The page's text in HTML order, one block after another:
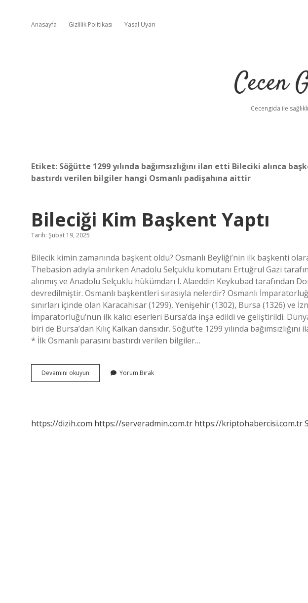
Anasayfa Gizlilik Politikası Yasal Uyarı
Cecen
Cecengida ile
Etiket: Söğütte 1299 yılında bağımsızlığını ilan etti Bileciki alınca
bastırdı verilen bilgiler hangi Osmanlı padişahına aittir
Bileciği Kim Başkent Yaptı
Tarih: Şubat 19, 2025
Bilecik kimin zamanında başkent oldu? Osmanlı Beyliği’nin ilk başkenti
Thebasion adıyla anılırken Anadolu Selçuklu komutanı Ertuğrul Gazi
alınmış ve Anadolu Selçuklu hükümdarı I. Alaeddin Keykubad tarafından
devredilmiştir. Osmanlı başkentleri sırasıyla nelerdir? Osmanlı
sınırları içinde olan Karacahisar (1299), Yenişehir (1302), Bursa (1326) ve
İmparatorluğu’nun ilk kalıcı eserleri Bursa’da inşa edildi ve geliştirildi.
biri de Bursa’dan Kılıç Kalkan dansıdır. Söğüt’te 1299 yılında
* İlk Osmanlı parasını bastırdı verilen bilgiler…
Devamını okuyun
Kim
Yorum Bırak
https://dizih.com https://serveradmin.com.tr https://kriptohabercisi.com.tr